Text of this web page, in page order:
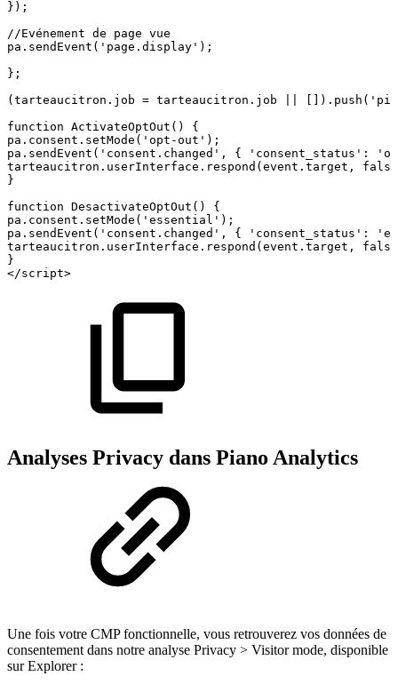
});
//Evénement de page vue
pa.sendEvent('page.display');
};
(tarteaucitron.job = tarteaucitron.job
function ActivateOptOut()
{
pa.consent.setMode('opt-out');
pa.sendEvent('consent.changed',
{ 'consent_status':
tarteaucitron.userInterface.respond(event.target,
}
function DesactivateOptOut()
{
pa.consent.setMode('essential');
pa.sendEvent('consent.changed',
{ 'consent_status':
tarteaucitron.userInterface.respond(event.target,
}
</script>
Analyses Privacy dans Piano Analytics
Une fois votre CMP fonctionnelle, vous retrouverez vos données de
consentement dans notre analyse Privacy > Visitor mode, disponible
sur Explorer :